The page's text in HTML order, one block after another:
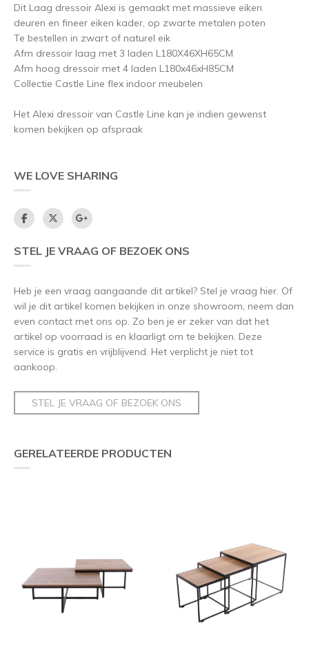
Dit Laag dressoir Alexi is gemaakt met massieve eiken
deuren en fineer eiken kader, op zwarte metalen poten
Te bestellen in zwart of naturel eik
Afm dressoir laag met 3 laden L180X46XH65CM
Afm hoog dressoir met 4 laden L180x46xH85CM
Collectie Castle Line flex indoor meubelen
Het Alexi dressoir van Castle Line kan je indien gewenst
komen bekijken op afspraak
WE LOVE SHARING
STEL JE VRAAG OF BEZOEK ONS
Heb je een vraag aangaande dit artikel? Stel je vraag hier. Of
wil je dit artikel komen bekijken in onze showroom, neem dan
even contact met ons op. Zo ben je er zeker van dat het
artikel op voorraad is en klaarligt om te bekijken. Deze
service is gratis en vrijblijvend. Het verplicht je niet tot
aankoop.
STEL JE VRAAG OF BEZOEK ONS
GERELATEERDE PRODUCTEN